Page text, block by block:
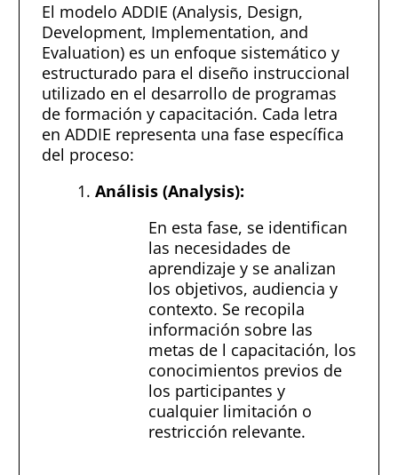
El modelo ADDIE (Analysis, Design,
Development, Implementation, and
Evaluation) es un enfoque sistemático y
estructurado para el diseño instruccional
utilizado en el desarrollo de programas
de formación y capacitación. Cada letra
en ADDIE representa una fase específica
del proceso:
Análisis (Analysis):
En esta fase, se identifican
las necesidades de
aprendizaje y se analizan
los objetivos, audiencia y
contexto. Se recopila
información sobre las
metas de l capacitación, los
conocimientos previos de
los participantes y
cualquier limitación o
restricción relevante.